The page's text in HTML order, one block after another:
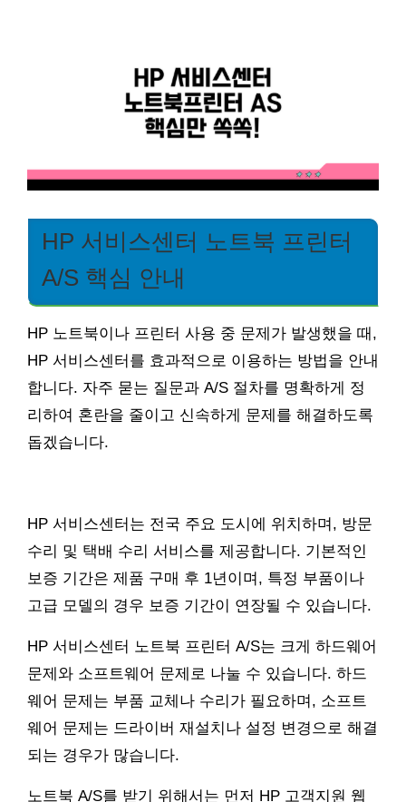
HP 서비스센터 노트북 프린터
A/S 핵심 안내
HP 노트북이나 프린터 사용 중 문제가 발생했을 때,
HP 서비스센터를 효과적으로 이용하는 방법을 안내
합니다. 자주 묻는 질문과 A/S 절차를 명확하게 정
리하여 혼란을 줄이고 신속하게 문제를 해결하도록
돕겠습니다.
HP 서비스센터는 전국 주요 도시에 위치하며, 방문
수리 및 택배 수리 서비스를 제공합니다. 기본적인
보증 기간은 제품 구매 후 1년이며, 특정 부품이나
고급 모델의 경우 보증 기간이 연장될 수 있습니다.
HP 서비스센터 노트북 프린터 A/S는 크게 하드웨어
문제와 소프트웨어 문제로 나눌 수 있습니다. 하드
웨어 문제는 부품 교체나 수리가 필요하며, 소프트
웨어 문제는 드라이버 재설치나 설정 변경으로 해결
되는 경우가 많습니다.
노트북 A/S를 받기 위해서는 먼저 HP 고객지원 웹